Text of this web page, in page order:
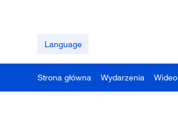
Language
Strona główna Wydarzenia Wideo